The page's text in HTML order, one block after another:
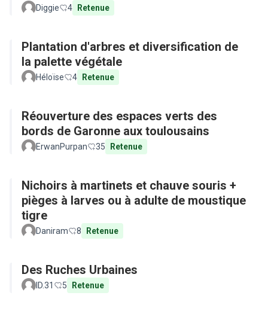
Diggie 4 Retenue
Plantation d'arbres et diversification de
la palette végétale
Héloïse 4 Retenue
Réouverture des espaces verts des
bords de Garonne aux toulousains
ErwanPurpan 35 Retenue
Nichoirs à martinets et chauve souris +
pièges à larves ou à adulte de moustique
tigre
Daniram 8 Retenue
Des Ruches Urbaines
ID.31 5 Retenue